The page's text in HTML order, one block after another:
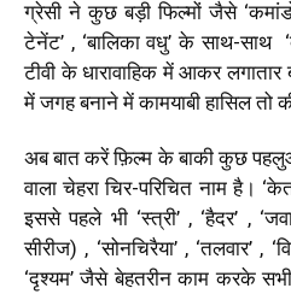
ग्रेसी ने कुछ बड़ी फिल्मों जैसे
टेनेंट’ , ‘बालिका वधु’ के साथ-साथ
टीवी के धारावाहिक में आकर
में जगह बनाने में कामयाबी हासिल तो
अब बात करें फ़िल्म के बाकी कुछ
वाला चेहरा चिर-परिचित नाम है।
इससे पहले भी ‘स्त्री’ , ‘हैदर’ ,
सीरीज) , ‘सोनचिरैया’ , ‘तलवार’ ,
‘दृश्यम’ जैसे बेहतरीन काम करके